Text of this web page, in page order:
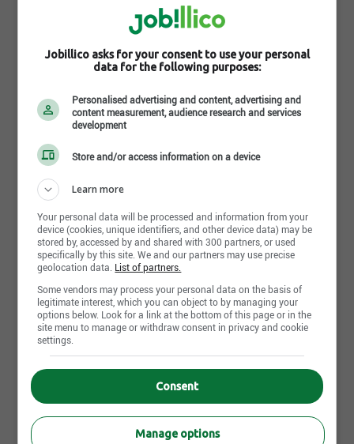
Il y a une multitude d’entreprises dans lesquelles
peuvent travailler un(e) assistant(e)
administratif(ve) :
Toute sorte d’entreprise privée ou publique
Gouvernement (fédéral et provincial)
Hôpitaux, CHSLD, CLSC…
Cliniques médicales, dentaires, réadaptation…
Sociétés d’État : Hydro-Québec, Loto-Québec.
Postes Canada, Aéroports de Montréal...
Autres appellations de la
profession
Selon le code CNP (classification nationale des
professions), voici les autres appellations d’emploi
pour assistant(e) administratif(ve) :
Jobillico asks for your consent to use your personal
data for the following purposes:
Personalised advertising and content, advertising and
content measurement, audience research and services
development
Store and/or access information on a device
Learn more
Your personal data will be processed and information from your
device (cookies, unique identifiers, and other device data) may be
stored by, accessed by and shared with 300 partners, or used
specifically by this site. We and our partners may use precise
geolocation data. List of partners.
Some vendors may process your personal data on the basis of
legitimate interest, which you can object to by managing your
options below. Look for a link at the bottom of this page or in the
site menu to manage or withdraw consent in privacy and cookie
settings.
Consent
Manage options